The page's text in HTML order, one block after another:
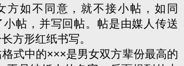
方如不同意，就不接小帖，如同
小帖，并写回帖。帖是由媒人传送
长方形红纸书写。
格式中的×××是男女双方辈份最高的